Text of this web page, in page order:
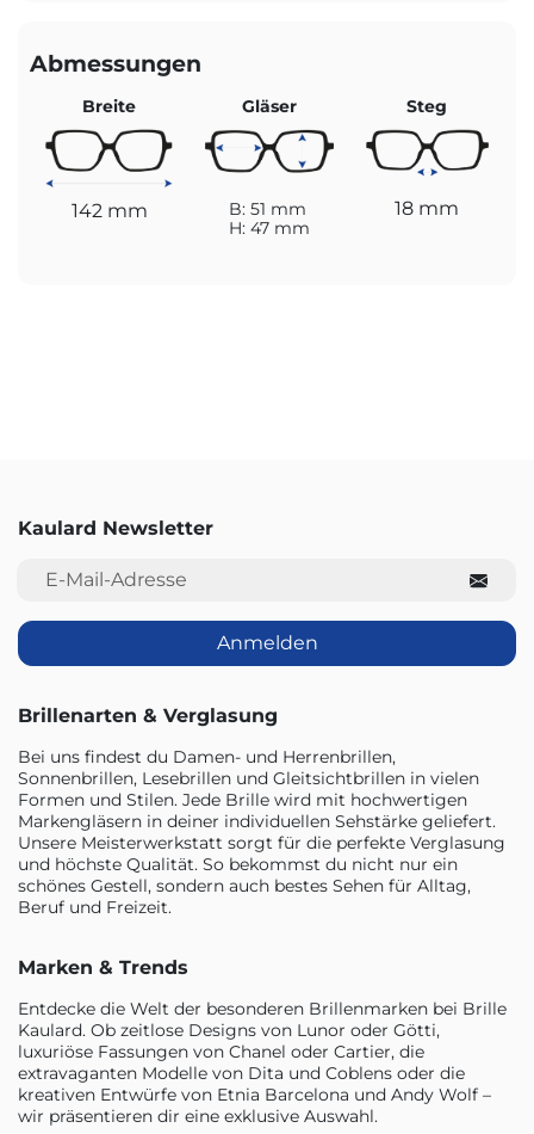
Abmessungen
Breite
142 mm
Gläser
B: 51 mm
H: 47 mm
Steg
18 mm
Kaulard Newsletter
E-Mail-Adresse
Anmelden
Brillenarten & Verglasung
Bei uns findest du Damen- und Herrenbrillen,
Sonnenbrillen, Lesebrillen und Gleitsichtbrillen in vielen
Formen und Stilen. Jede Brille wird mit hochwertigen
Markengläsern in deiner individuellen Sehstärke geliefert.
Unsere Meisterwerkstatt sorgt für die perfekte Verglasung
und höchste Qualität. So bekommst du nicht nur ein
schönes Gestell, sondern auch bestes Sehen für Alltag,
Beruf und Freizeit.
Marken & Trends
Entdecke die Welt der besonderen Brillenmarken bei Brille
Kaulard. Ob zeitlose Designs von Lunor oder Götti,
luxuriöse Fassungen von Chanel oder Cartier, die
extravaganten Modelle von Dita und Coblens oder die
kreativen Entwürfe von Etnia Barcelona und Andy Wolf –
wir präsentieren dir eine exklusive Auswahl.